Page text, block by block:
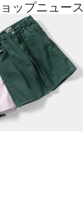
ップニュース